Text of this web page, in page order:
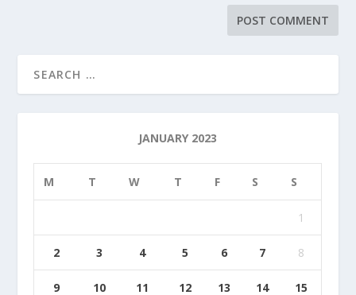
JANUARY 2023
M T W T F S S
1
2 3 4 5 6 7 8
9 10 11 12 13 14 15